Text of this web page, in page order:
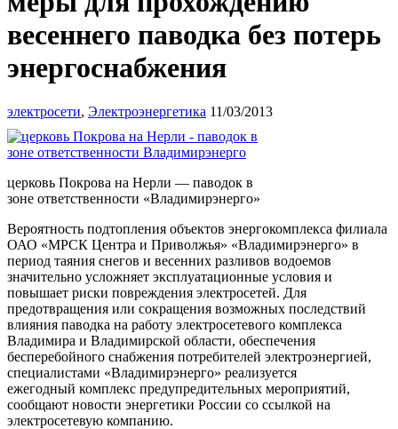
весеннего паводка без потерь
энергоснабжения
электросети, Электроэнергетика 11/03/2013
церковь Покрова на Нерли — паводок в
зоне ответственности «Владимирэнерго»
Вероятность подтопления объектов энергокомплекса филиала
ОАО «МРСК Центра и Приволжья» «Владимирэнерго» в
период таяния снегов и весенних разливов водоемов
значительно усложняет эксплуатационные условия и
повышает риски повреждения электросетей. Для
предотвращения или сокращения возможных последствий
влияния паводка на работу электросетевого комплекса
Владимира и Владимирской области, обеспечения
бесперебойного снабжения потребителей электроэнергией,
специалистами «Владимирэнерго» реализуется
ежегодный комплекс предупредительных мероприятий,
сообщают новости энергетики России со ссылкой на
электросетевую компанию.